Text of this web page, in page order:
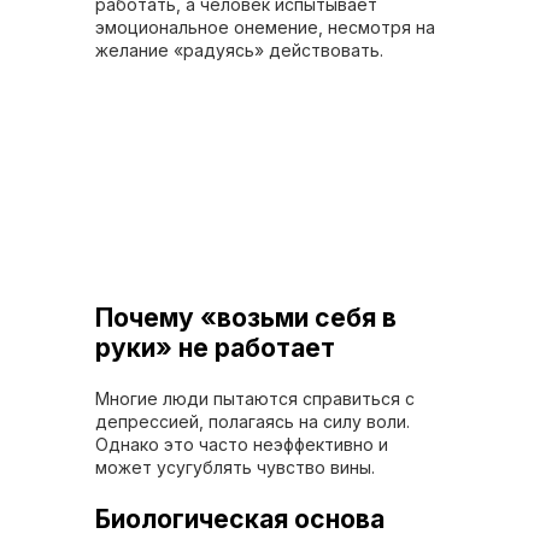
работать, а человек испытывает
эмоциональное онемение, несмотря на
желание «радуясь» действовать.
Почему «возьми себя в
руки» не работает
Многие люди пытаются справиться с
депрессией, полагаясь на силу воли.
Однако это часто неэффективно и
может усугублять чувство вины.
Биологическая основа